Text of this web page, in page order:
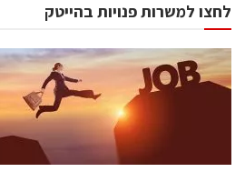
לחצו למשרות פנויות בהייטק